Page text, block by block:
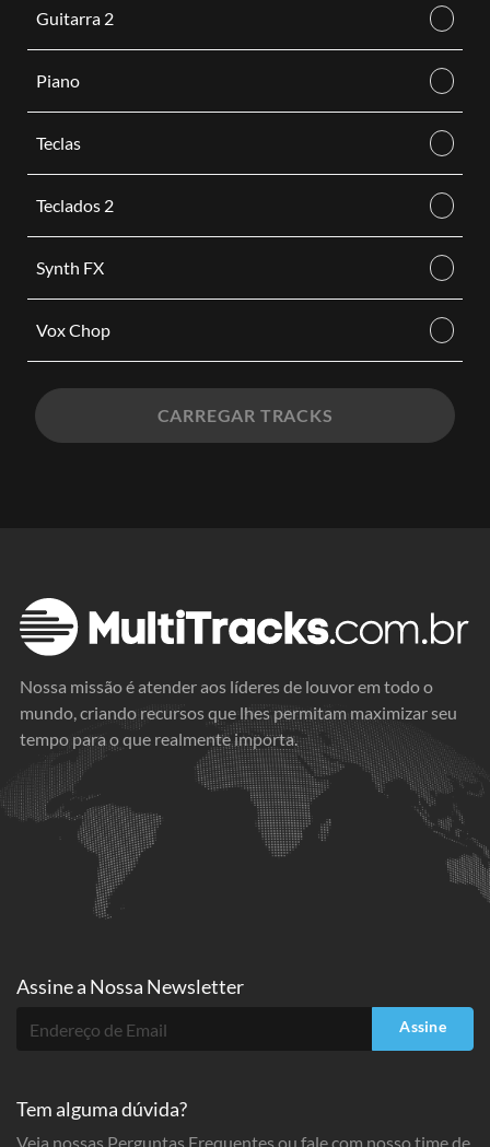
Guitarra 2
Piano
Teclas
Teclados 2
Synth FX
Vox Chop
CARREGAR TRACKS
Nossa missão é atender aos líderes de louvor em todo o
mundo, criando recursos que lhes permitam maximizar seu
tempo para o que realmente importa.
Assine a Nossa Newsletter
Assine
Tem alguma dúvida?
Veja nossas Perguntas Frequentes ou fale com nosso time de